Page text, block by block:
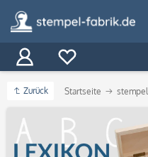
Zurück Startseite